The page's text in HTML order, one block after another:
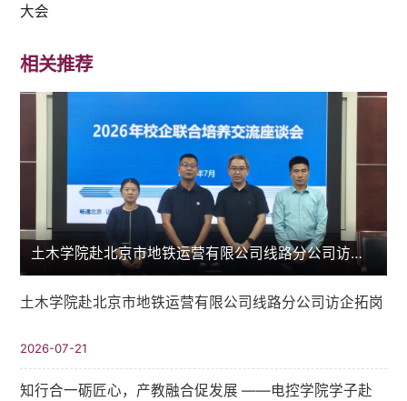
大会
相关推荐
土木学院赴北京市地铁运营有限公司线路分公司访企拓岗
土木学院赴北京市地铁运营有限公司线路分公司访企拓岗
2026-07-21
知行合一砺匠心，产教融合促发展 ——电控学院学子赴